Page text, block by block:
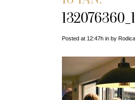
Posted at 12:47h in by